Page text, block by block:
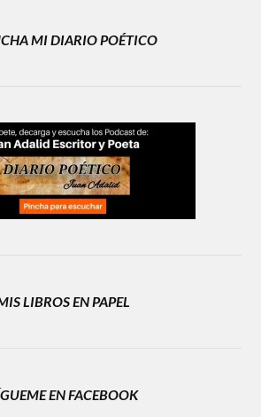
MI DIARIO POÉTICO
LIBROS EN PAPEL
EN FACEBOOK